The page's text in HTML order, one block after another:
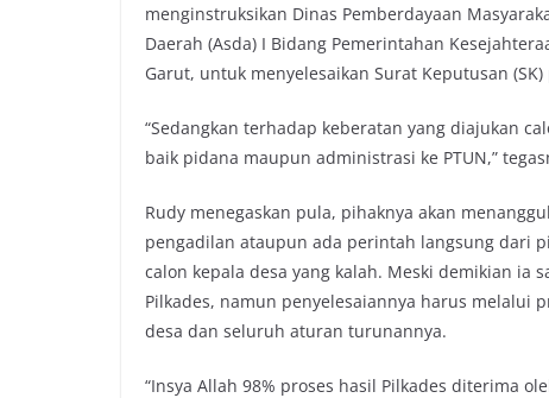
menginstruksikan Dinas Pemberdayaan
Daerah (Asda) I Bidang Pemerintahan
Garut, untuk menyelesaikan Surat Keputusan
“Sedangkan terhadap keberatan yang diajukan
baik pidana maupun administrasi ke PTUN,”
Rudy menegaskan pula, pihaknya akan
pengadilan ataupun ada perintah langsung dari
calon kepala desa yang kalah. Meski demikian ia
Pilkades, namun penyelesaiannya harus melalui
desa dan seluruh aturan turunannya.
“Insya Allah 98% proses hasil Pilkades diterima